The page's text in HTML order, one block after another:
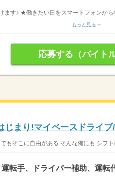
ます♪ ★働きたい日をスマートフォンか
もっと見る
応募する（バイト
じまり!マイペースドライ
もそこに自由がある そんな俺にも シフ
運転手、ドライバー補助、運転